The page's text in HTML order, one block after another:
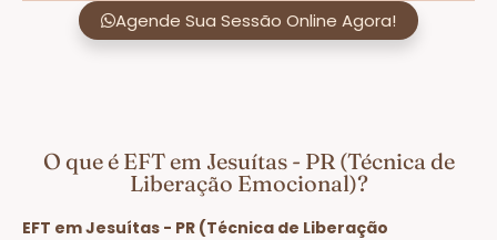
Agende Sua Sessão Online Agora!
O que é EFT em Jesuítas - PR (Técnica de
Liberação Emocional)?
EFT em Jesuítas - PR (Técnica de Liberação